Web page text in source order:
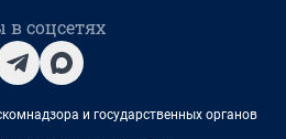
соцсетях
и государственных органов